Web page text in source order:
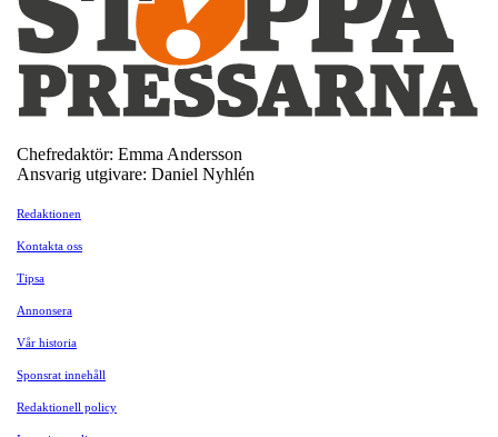
Chefredaktör: Emma Andersson
Ansvarig utgivare: Daniel Nyhlén
Redaktionen
Kontakta oss
Tipsa
Annonsera
Vår historia
Sponsrat innehåll
Redaktionell policy